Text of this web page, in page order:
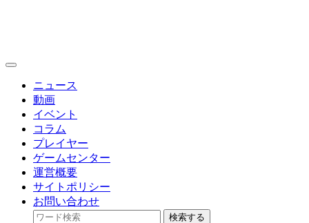
toggle
ニュース
動画
イベント
コラム
プレイヤー
ゲームセンター
運営概要
サイトポリシー
お問い合わせ
検索する